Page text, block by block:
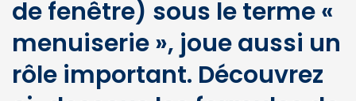
de fenêtre) sous le terme «
menuiserie », joue aussi un
rôle important. Découvrez